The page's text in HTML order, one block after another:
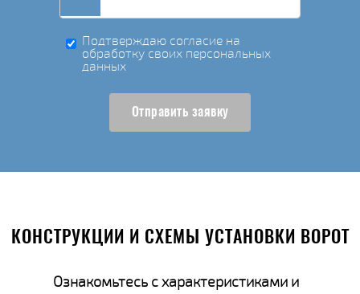
Подтверждаю согласие на
обработку своих персональных
данных
Отправить заявку
КОНСТРУКЦИИ И СХЕМЫ УСТАНОВКИ ВОРОТ
Ознакомьтесь с характеристиками и